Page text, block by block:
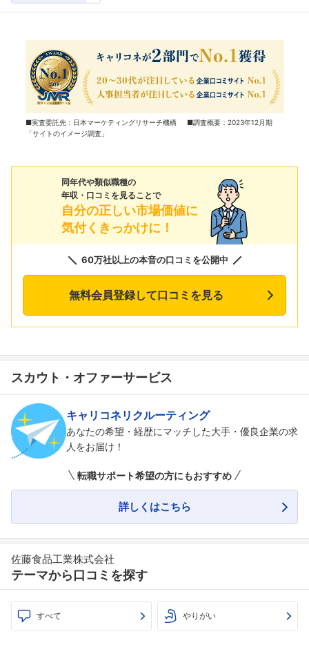
■実査委託先：日本マーケティングリサーチ機構 ■調査概要：2023年12月期
「サイトのイメージ調査」
同年代や類似職種の
年収・口コミを見ることで
自分の正しい市場価値に
気付くきっかけに！
60万社以上の本音の口コミを公開中
無料会員登録して口コミを見る
スカウト・オファーサービス
キャリコネリクルーティング
あなたの希望・経歴にマッチした大手・優良企業の求
人をお届け！
転職サポート希望の方にもおすすめ
詳しくはこちら
佐藤食品工業株式会社
テーマから口コミを探す
すべて やりがい